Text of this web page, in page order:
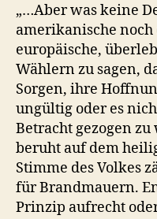
„…Aber was keine
amerikanische noch
europäische,
Wählern zu sagen,
Sorgen, ihre
ungültig oder es
Betracht gezogen
beruht auf dem
Stimme des Volkes
für Brandmauern.
Prinzip aufrecht